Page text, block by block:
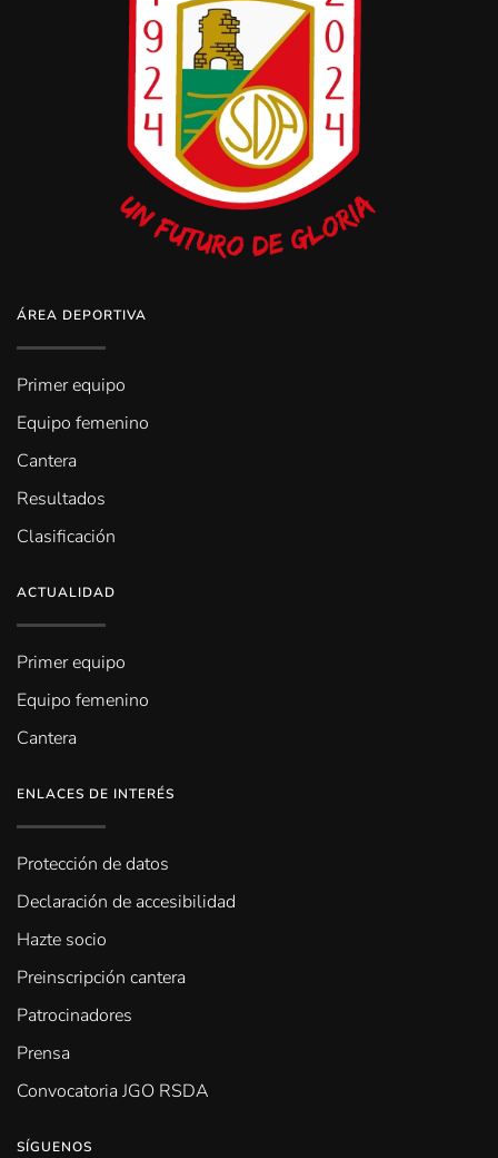
ÁREA DEPORTIVA
Primer equipo
Equipo femenino
Cantera
Resultados
Clasificación
ACTUALIDAD
Primer equipo
Equipo femenino
Cantera
ENLACES DE INTERÉS
Protección de datos
Declaración de accesibilidad
Hazte socio
Preinscripción cantera
Patrocinadores
Prensa
Convocatoria JGO RSDA
SÍGUENOS